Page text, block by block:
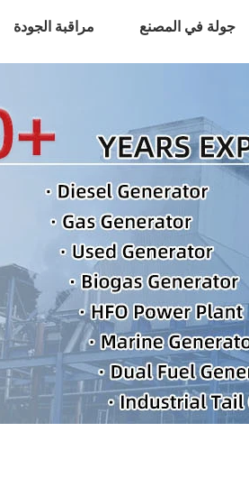
جولة في المصنع مراقبة الجودة